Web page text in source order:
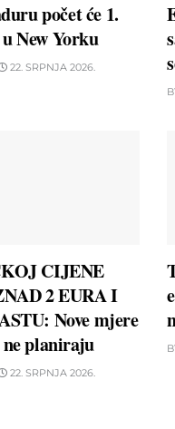
počet će 1.
New Yorku
22. SRPNJA 2026.
CIJENE
2 EURA I
Nove mjere
ne planiraju
22. SRPNJA 2026.